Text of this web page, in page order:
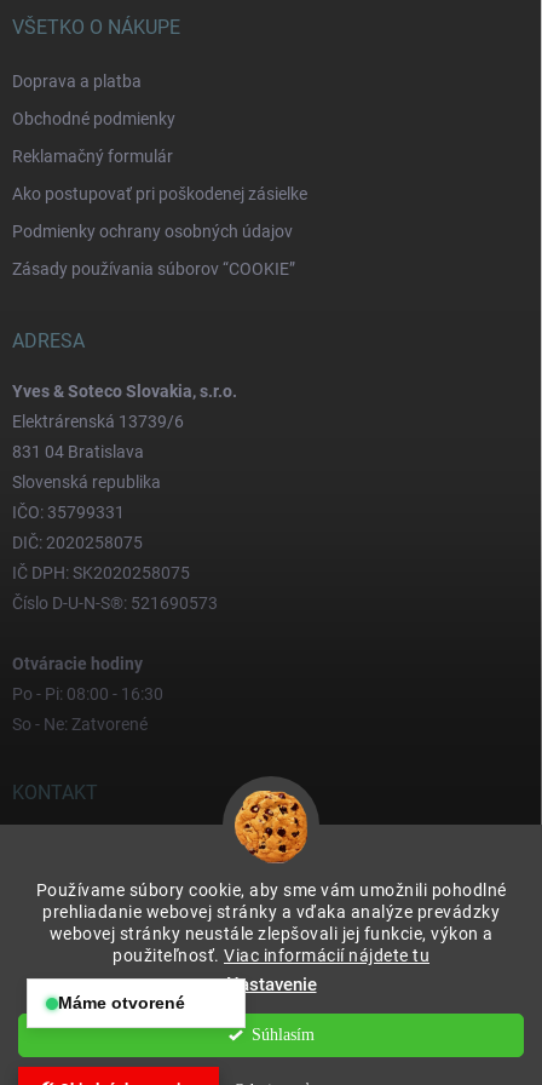
Používame súbory cookie, aby sme vám umožnili pohodlné
prehliadanie webovej stránky a vďaka analýze prevádzky
webovej stránky neustále zlepšovali jej funkcie, výkon a
použiteľnosť. Viac informácií nájdete tu
Nastavenie
Súhlasím
VŠETKO O NÁKUPE
Doprava a platba
Obchodné podmienky
Reklamačný formulár
Ako postupovať pri poškodenej zásielke
Podmienky ochrany osobných údajov
Zásady používania súborov “COOKIE”
ADRESA
Yves & Soteco Slovakia, s.r.o.
Elektrárenská 13739/6
831 04 Bratislava
Slovenská republika
IČO: 35799331
DIČ: 2020258075
IČ DPH: SK2020258075
Číslo D-U-N-S®: 521690573
Otváracie hodiny
Po - Pi: 08:00 - 16:30
So - Ne: Zatvorené
KONTAKT
0917 000 000
Yves & Soteco Slovakia s.r.o.
Upraviť nastavenie cookies
Máme otvorené
Otváracie hodiny:
So – Ne: Zatvorené